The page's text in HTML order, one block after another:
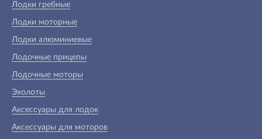
Лодки гребные
Лодки моторные
Лодки алюминиевые
Лодочные прицепы
Лодочные моторы
Эхолоты
Аксессуары для лодок
Аксессуары для моторов